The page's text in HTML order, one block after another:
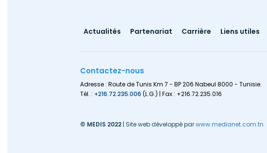
Footer
Actualités Partenariat Carrière Liens utiles
Contactez-nous
Adresse : Route de Tunis Km 7 - BP 206 Nabeul 8000 - Tunisie.
Tél. : +216.72.235.006 (L.G.) | Fax : +216.72.235.016
© MEDIS 2022 | Site web développé parwww.medianet.com.tn